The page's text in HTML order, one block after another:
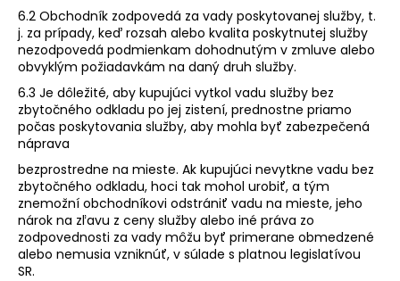
6.2 Obchodník zodpovedá za vady poskytovanej služby, t.
j. za prípady, keď rozsah alebo kvalita poskytnutej služby
nezodpovedá podmienkam dohodnutým v zmluve alebo
obvyklým požiadavkám na daný druh služby.
6.3 Je dôležité, aby kupujúci vytkol vadu služby bez
zbytočného odkladu po jej zistení, prednostne priamo
počas poskytovania služby, aby mohla byť zabezpečená
náprava
bezprostredne na mieste. Ak kupujúci nevytkne vadu bez
zbytočného odkladu, hoci tak mohol urobiť, a tým
znemožní obchodníkovi odstrániť vadu na mieste, jeho
nárok na zľavu z ceny služby alebo iné práva zo
zodpovednosti za vady môžu byť primerane obmedzené
alebo nemusia vzniknúť, v súlade s platnou legislatívou
SR.